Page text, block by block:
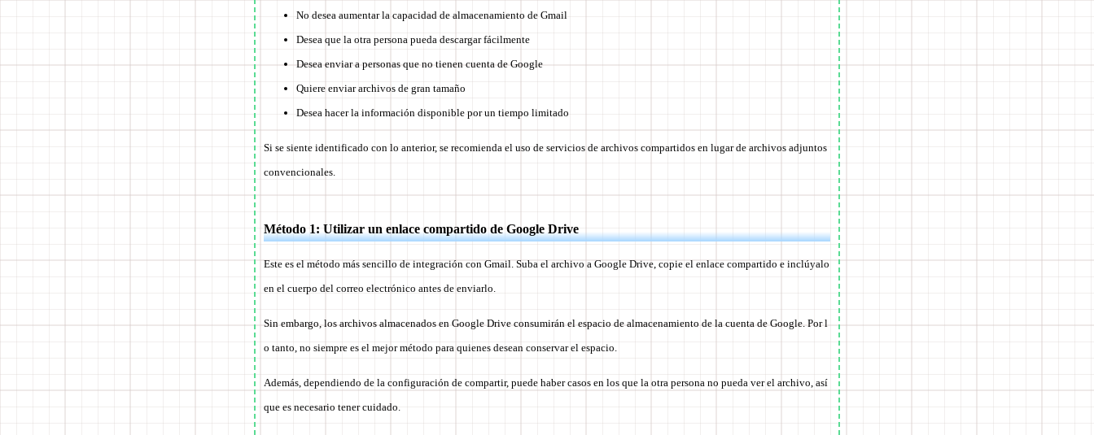
No desea aumentar la capacidad de almacenamiento de Gmail
Desea que la otra persona pueda descargar fácilmente
Desea enviar a personas que no tienen cuenta de Google
Quiere enviar archivos de gran tamaño
Desea hacer la información disponible por un tiempo limitado
Si se siente identificado con lo anterior, se recomienda el uso de servicios de archivos compartidos en lugar de archivos adjuntos
convencionales.
Método 1: Utilizar un enlace compartido de Google Drive
Este es el método más sencillo de integración con Gmail. Suba el archivo a Google Drive, copie el enlace compartido e inclúyalo
en el cuerpo del correo electrónico antes de enviarlo.
Sin embargo, los archivos almacenados en Google Drive consumirán el espacio de almacenamiento de la cuenta de Google. Por l
o tanto, no siempre es el mejor método para quienes desean conservar el espacio.
Además, dependiendo de la configuración de compartir, puede haber casos en los que la otra persona no pueda ver el archivo, así
que es necesario tener cuidado.